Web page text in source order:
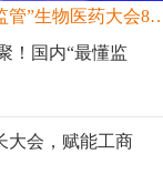
20+监管与首席审评专家齐聚！国内“最
！国内“最懂监
大会，赋能工商